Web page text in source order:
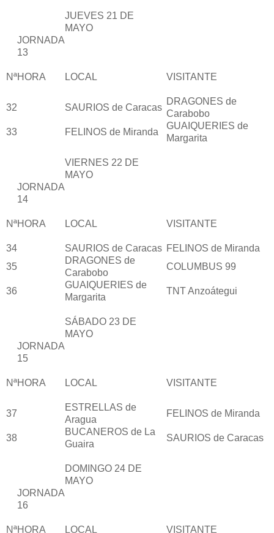
JUEVES 21 DE
MAYO
JORNADA
13
NªHORA LOCAL VISITANTE
32 SAURIOS de Caracas
DRAGONES de
Carabobo
33
FELINOS de Miranda
GUAIQUERIES de
Margarita
VIERNES 22 DE
MAYO
JORNADA
14
NªHORA LOCAL VISITANTE
34 SAURIOS de Caracas FELINOS de Miranda
35
DRAGONES de
Carabobo
COLUMBUS 99
36
GUAIQUERIES de
Margarita
TNT Anzoátegui
SÁBADO 23 DE
MAYO
JORNADA
15
NªHORA LOCAL VISITANTE
37
ESTRELLAS de
Aragua
FELINOS de Miranda
38
BUCANEROS de La
Guaira
SAURIOS de Caracas
DOMINGO 24 DE
MAYO
JORNADA
16
NªHORA LOCAL VISITANTE